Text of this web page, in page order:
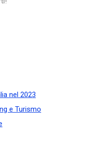
nel 2023
e Turismo